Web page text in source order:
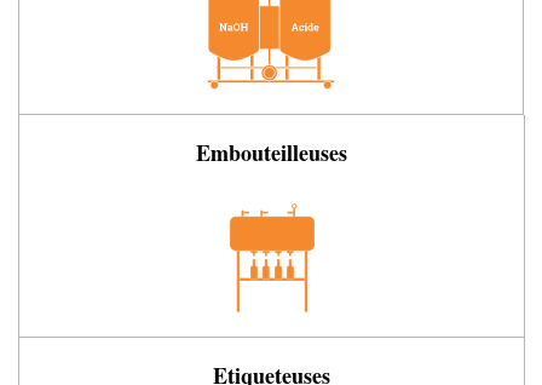
Embouteilleuses
Etiqueteuses